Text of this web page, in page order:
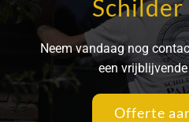
Schilder
Neem vandaag nog
een
Offerte